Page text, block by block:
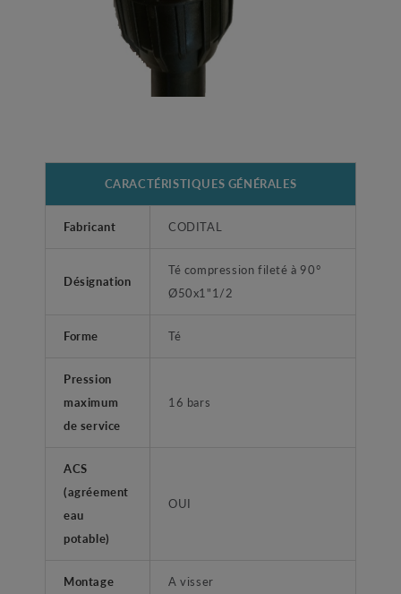
CARACTÉRISTIQUES GÉNÉRALES
Fabricant CODITAL
Désignation
Té compression fileté à 90°
Ø50x1"1/2
Forme Té
Pression
maximum
de service
16 bars
ACS
(agréement
eau
potable)
OUI
Montage A visser